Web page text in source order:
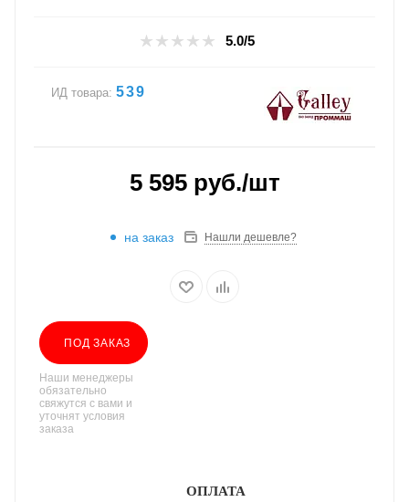
5.0/5
ИД товара: 539
5 595руб./шт
на заказ Нашли дешевле?
ПОД ЗАКАЗ
Наши менеджеры
обязательно
свяжутся с вами и
уточнят условия
заказа
ОПЛАТА